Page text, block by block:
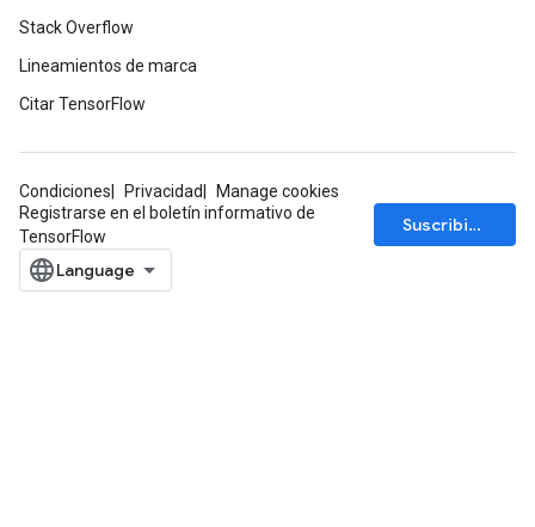
Stack Overflow
Lineamientos de marca
Citar TensorFlow
Condiciones Privacidad
Manage cookies
Registrarse en el boletín informativo de
TensorFlow
Suscribirse